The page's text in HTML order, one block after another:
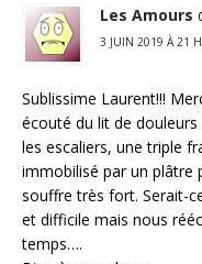
Les Amours
3 JUIN 2019 À 21
Sublissime Laurent!!!
écouté du lit de douleurs
les escaliers, une triple
immobilisé par un plâtre
souffre très fort. Serait-
et difficile mais nous
temps….